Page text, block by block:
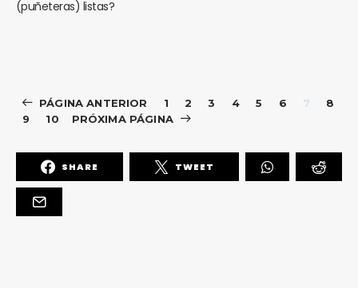
(puñeteras) listas?
PÁGINA ANTERIOR 1 2 3 4 5 6 7
8
9
10 PRÓXIMA PÁGINA
SHARE TWEET